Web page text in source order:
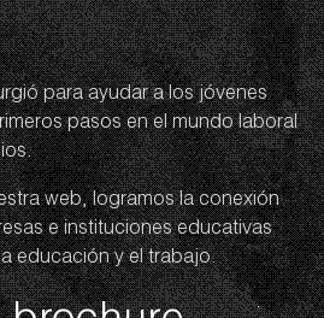
para ayudar a los jóvenes
pasos en el mundo laboral
web, logramos la conexión
e instituciones educativas
educación y el trabajo.